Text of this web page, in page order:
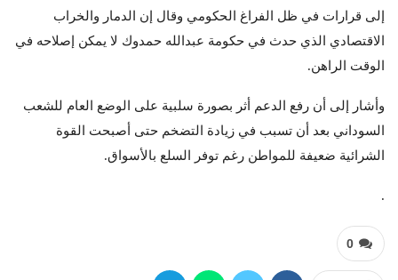
إلى قرارات في ظل الفراغ الحكومي وقال إن الدمار والخراب
الاقتصادي الذي حدث في حكومة عبدالله حمدوك لا يمكن إصلاحه في
الوقت الراهن.
وأشار إلى أن رفع الدعم أثر بصورة سلبية على الوضع العام للشعب
السوداني بعد أن تسبب في زيادة التضخم حتى أصبحت القوة
الشرائية ضعيفة للمواطن رغم توفر السلع بالأسواق.
.
0